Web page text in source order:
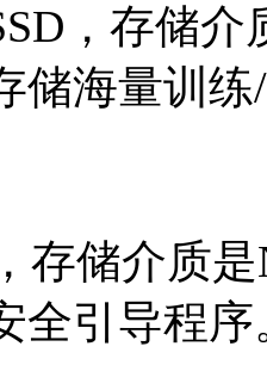
，存储
储海量训
存储介质
全引导程序